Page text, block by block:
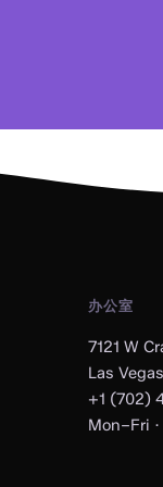
办公室
7121 W
Las
+1 (702)
Mon–Fri